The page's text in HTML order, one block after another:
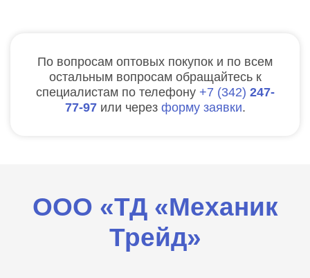
По вопросам оптовых покупок и по всем
остальным вопросам обращайтесь к
специалистам по телефону
7 342 247-
77-97 или через форму заявки.
ООО «ТД «Механик
Трейд»